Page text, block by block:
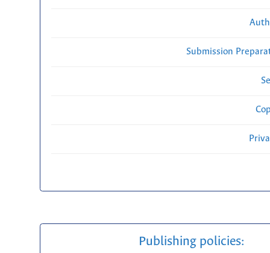
Submission
Publishing policies: